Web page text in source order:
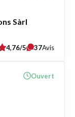
Sàrl
4,76/5 37Avis
Ouvert